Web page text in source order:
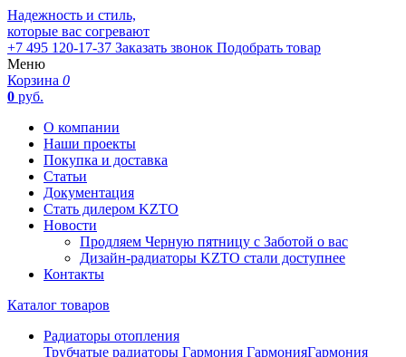
Надежность и стиль,
которые вас согревают
+7 495 120-17-37 Заказать звонок Подобрать товар
Меню
Корзина 0
0 руб.
О компании
Наши проекты
Покупка и доставка
Статьи
Документация
Стать дилером KZTO
Новости
Продляем Черную пятницу с Заботой о вас
Дизайн-радиаторы KZTO стали доступнее
Контакты
Каталог товаров
Радиаторы отопления
Трубчатые радиаторы Гармония ГармонияГармония